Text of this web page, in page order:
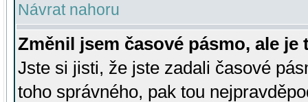
Návrat nahoru
Změnil jsem časové pásmo, ale je
Jste si jisti, že jste zadali časové
toho správného, pak tou